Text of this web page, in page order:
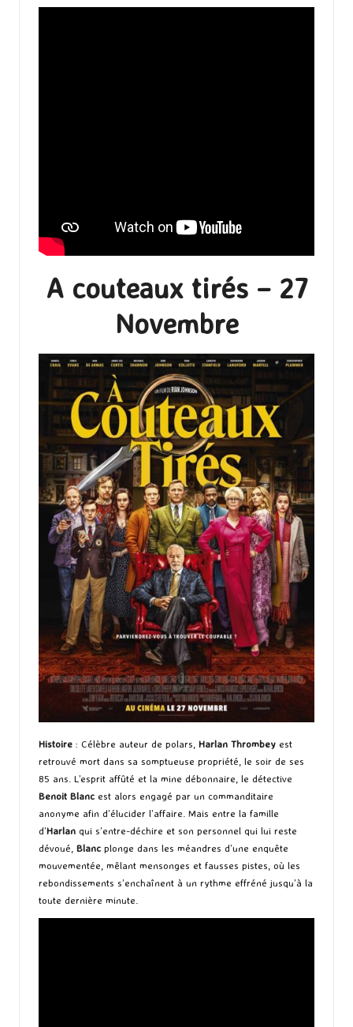
A couteaux tirés – 27
Novembre
Histoire : Célèbre auteur de polars, Harlan Thrombey est
retrouvé mort dans sa somptueuse propriété, le soir de ses
85 ans. L’esprit affûté et la mine débonnaire, le détective
Benoit Blanc est alors engagé par un commanditaire
anonyme afin d’élucider l’affaire. Mais entre la famille
d’Harlan qui s’entre-déchire et son personnel qui lui reste
dévoué, Blanc plonge dans les méandres d’une enquête
mouvementée, mêlant mensonges et fausses pistes, où les
rebondissements s’enchaînent à un rythme effréné jusqu’à la
toute dernière minute.